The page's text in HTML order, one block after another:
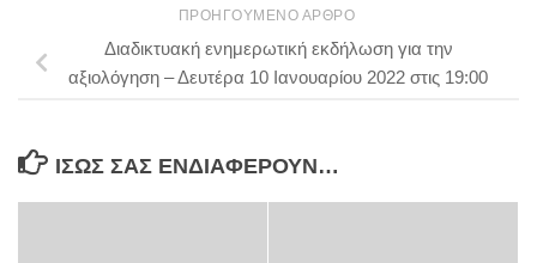
ΠΡΟΗΓΟΎΜΕΝΟ ΆΡΘΡΟ
Διαδικτυακή ενημερωτική εκδήλωση για την
αξιολόγηση – Δευτέρα 10 Ιανουαρίου 2022 στις 19:00
ΊΣΩΣ ΣΑΣ ΕΝΔΙΑΦΈΡΟΥΝ…